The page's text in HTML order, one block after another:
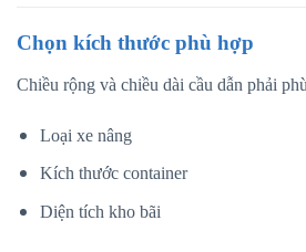
Chọn kích thước phù hợp
Chiều rộng và chiều dài cầu dẫn phải
Loại xe nâng
Kích thước container
Diện tích kho bãi